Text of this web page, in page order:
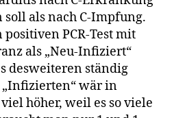
als nach C-Impfung.
PCR-Test mit
als „Neu-Infiziert“
desweiteren ständig
wär in
höher, weil es so viele